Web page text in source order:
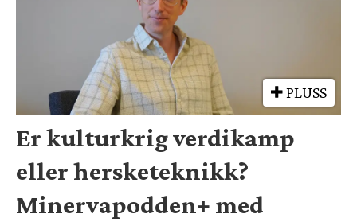
PLUSS
Er kulturkrig verdikamp
eller hersketeknikk?
Minervapodden+ med